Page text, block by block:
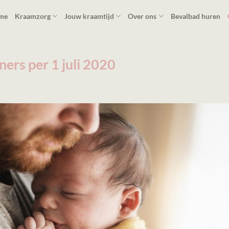
Kraamzorg Jouw kraamtijd Over ons Bevalbad huren
per 1 juli 2020